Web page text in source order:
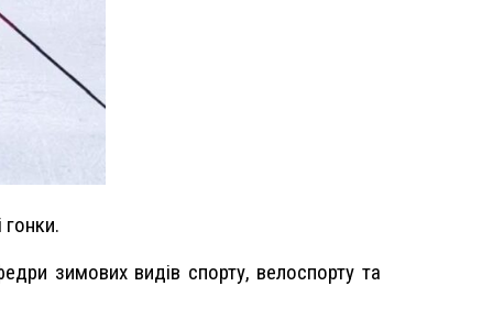
гонки.
зимових видів спорту, велоспорту та